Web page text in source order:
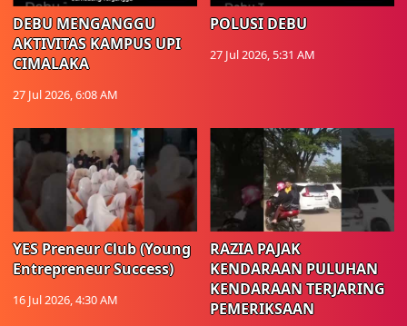
DEBU MENGANGGU
AKTIVITAS KAMPUS UPI
CIMALAKA
27 Jul 2026, 6:08 AM
POLUSI DEBU
27 Jul 2026, 5:31 AM
YES Preneur Club (Young
Entrepreneur Success)
16 Jul 2026, 4:30 AM
RAZIA PAJAK
KENDARAAN PULUHAN
KENDARAAN TERJARING
PEMERIKSAAN